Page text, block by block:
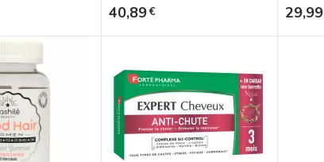
Prix
40,89€ Prix
29,99